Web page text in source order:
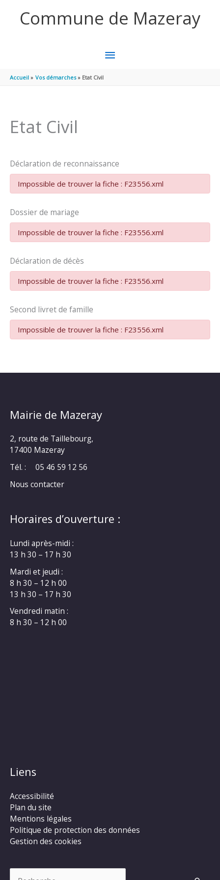
Commune de Mazeray
MENU
PRINCIPAL
Accueil Vos démarches Etat Civil
Etat Civil
Déclaration de reconnaissance
Impossible de trouver la fiche : F23556.xml
Dossier de mariage
Impossible de trouver la fiche : F23556.xml
Déclaration de décès
Impossible de trouver la fiche : F23556.xml
Second livret de famille
Impossible de trouver la fiche : F23556.xml
Mairie de Mazeray
2, route de Taillebourg,
17400 Mazeray
Tél. :
05 46 59 12 56
Nous contacter
Horaires d’ouverture :
Lundi après-midi :
13 h 30 – 17 h 30
Mardi et jeudi :
8 h 30 – 12 h 00
13 h 30 – 17 h 30
Vendredi matin :
8 h 30 – 12 h 00
Liens
Accessibilité
Plan du site
Mentions légales
Politique de protection des données
Gestion des cookies